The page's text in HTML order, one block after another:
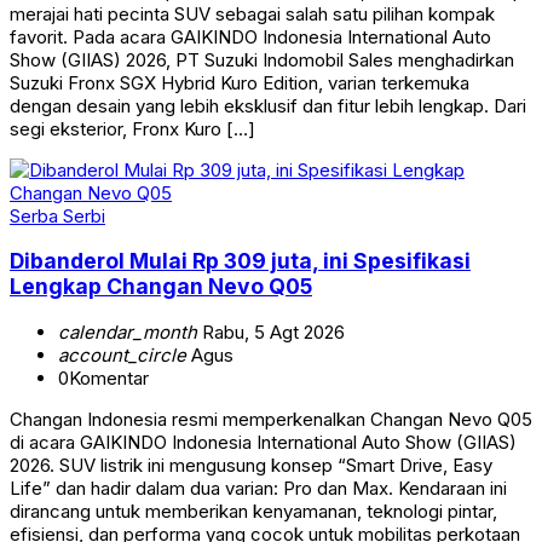
merajai hati pecinta SUV sebagai salah satu pilihan kompak
favorit. Pada acara GAIKINDO Indonesia International Auto
Show (GIIAS) 2026, PT Suzuki Indomobil Sales menghadirkan
Suzuki Fronx SGX Hybrid Kuro Edition, varian terkemuka
dengan desain yang lebih eksklusif dan fitur lebih lengkap. Dari
segi eksterior, Fronx Kuro […]
Serba Serbi
Dibanderol Mulai Rp 309 juta, ini Spesifikasi
Lengkap Changan Nevo Q05
calendar_monthRabu, 5 Agt 2026
account_circleAgus
0Komentar
Changan Indonesia resmi memperkenalkan Changan Nevo Q05
di acara GAIKINDO Indonesia International Auto Show (GIIAS)
2026. SUV listrik ini mengusung konsep “Smart Drive, Easy
Life” dan hadir dalam dua varian: Pro dan Max. Kendaraan ini
dirancang untuk memberikan kenyamanan, teknologi pintar,
efisiensi, dan performa yang cocok untuk mobilitas perkotaan